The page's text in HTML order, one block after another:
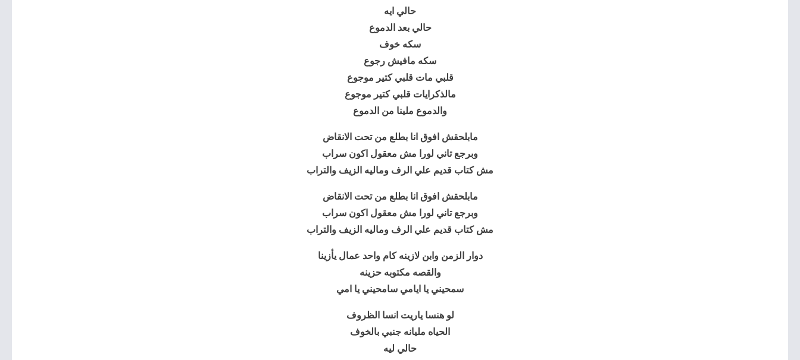
حالي ايه
حالي بعد الدموع
سكه خوف
سكه مافيش رجوع
قلبي مات قلبي كتير موجوع
مالذكرايات قلبي كتير موجوع
والدموع ملينا من الدموع
مابلحقش افوق انا بطلع من تحت الانقاض
وبرجع تاني لورا مش معقول اكون سراب
مش كتاب قديم علي الرف وماليه الزيف والتراب
مابلحقش افوق انا بطلع من تحت الانقاض
وبرجع تاني لورا مش معقول اكون سراب
مش كتاب قديم علي الرف وماليه الزيف والتراب
دوار الزمن وابن لازينه كام واحد عمال يأزينا
والقصه مكتوبه حزينه
سمحيني يا ايامي سامحيني يا امي
لو هنسا ياريت انسا الظروف
الحياه مليانه جنبي بالخوف
حالي ليه